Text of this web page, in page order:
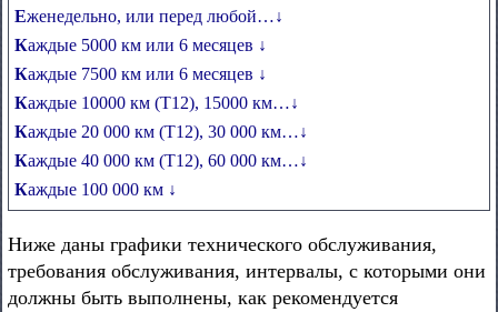
Еженедельно, или перед любой…↓
Каждые 5000 км или 6 месяцев ↓
Каждые 7500 км или 6 месяцев ↓
Каждые 10000 км (Т12), 15000 км…↓
Каждые 20 000 км (Т12), 30 000 км…↓
Каждые 40 000 км (Т12), 60 000 км…↓
Каждые 100 000 км ↓
Ниже даны графики технического обслуживания,
требования обслуживания, интервалы, с которыми они
должны быть выполнены, как рекомендуется